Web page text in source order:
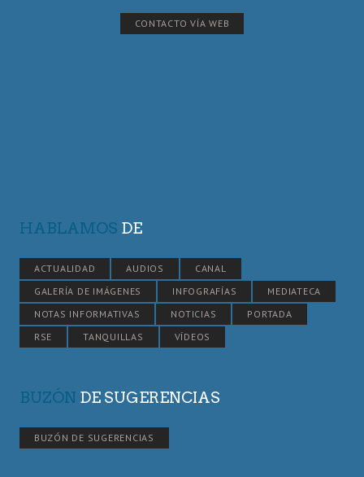
CONTACTO VÍA WEB
HABLAMOS DE
ACTUALIDAD AUDIOS
CANAL
GALERÍA DE IMÁGENES
INFOGRAFÍAS
MEDIATECA
NOTAS INFORMATIVAS
NOTICIAS
PORTADA
RSE
TANQUILLAS VÍDEOS
BUZÓN DE SUGERENCIAS
BUZÓN DE SUGERENCIAS